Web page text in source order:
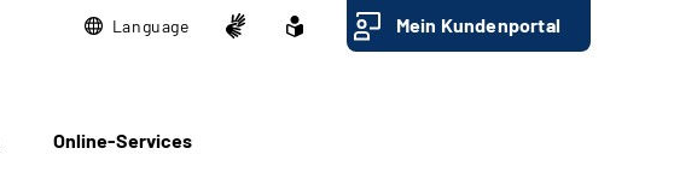
Language Mein Kundenportal
Online-Services